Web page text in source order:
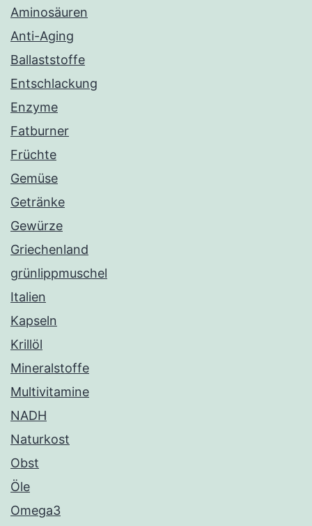
Aminosäuren
Anti-Aging
Ballaststoffe
Entschlackung
Enzyme
Fatburner
Früchte
Gemüse
Getränke
Gewürze
Griechenland
grünlippmuschel
Italien
Kapseln
Krillöl
Mineralstoffe
Multivitamine
NADH
Naturkost
Obst
Öle
Omega3